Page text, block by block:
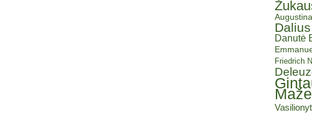
Danutė
Friedrich